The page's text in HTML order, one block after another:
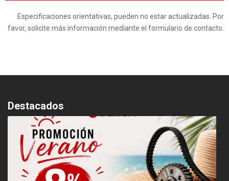
Especificaciones orientativas, pueden no estar actualizadas. Por
favor, solicite más información mediante el formulario de contacto.
Destacados